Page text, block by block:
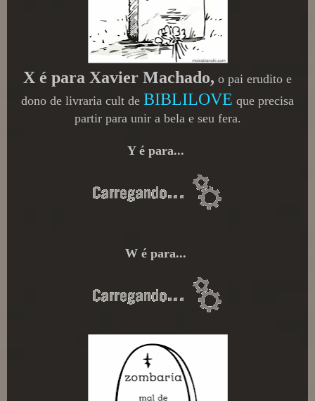
X é para Xavier Machado, o pai erudito e
dono de livraria cult de BIBLILOVE que precisa
partir para unir a bela e seu fera.
Y é para...
W é para...